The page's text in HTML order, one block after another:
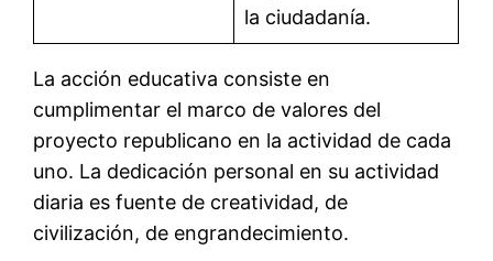
la ciudadanía.
La acción educativa consiste en
cumplimentar el marco de valores del
proyecto republicano en la actividad de cada
uno. La dedicación personal en su actividad
diaria es fuente de creatividad, de
civilización, de engrandecimiento.